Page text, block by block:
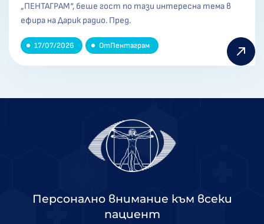
„ПЕНТАГРАМ“, беше гост по тази интересна тема в
ефира на Дарик радио. Пред.
17/07/2026 ОтПентаграм
Персонално внимание към всеки
пациент